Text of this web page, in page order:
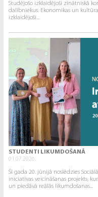
Studējošo izklaidējoši zinātniskā
dalībniekus. Ekonomikas un
izklaidējoši...
STUDENTI LIKUMDOŠANĀ
01.07.2026.
Šī gada 20. jūnijā noslēdzies
iniciatīvas veicināšanas projekts,
un piedāvā reālās likumdošanas...